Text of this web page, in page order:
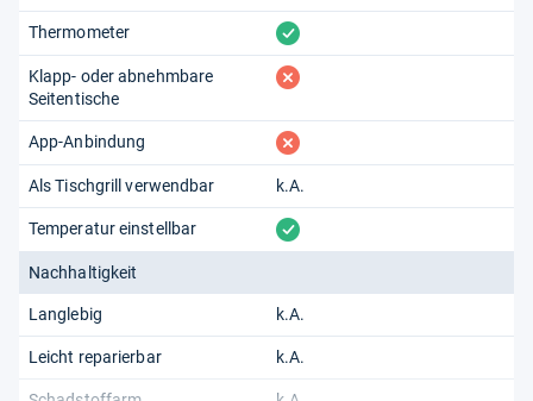
Thermometer vorhanden
Klapp- oder abnehmbare
Seitentische
fehlt
App-Anbindung fehlt
Als Tischgrill verwendbar k.A.
Temperatur einstellbar vorhanden
Nachhaltigkeit
Langlebig k.A.
Leicht reparierbar k.A.